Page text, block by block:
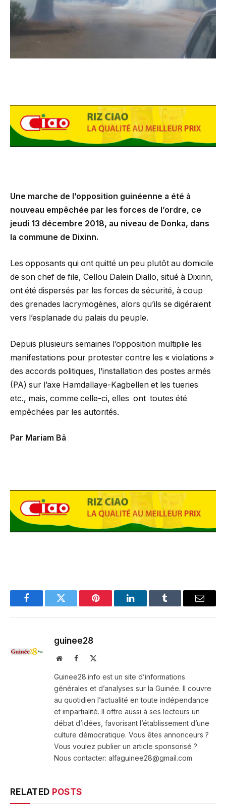
Une marche de l’opposition guinéenne a été à
nouveau empêchée par les forces de l’ordre, ce
jeudi 13 décembre 2018, au niveau de Donka, dans
la commune de Dixinn.
Les opposants qui ont quitté un peu plutôt au domicile
de son chef de file, Cellou Dalein Diallo, situé à Dixinn,
ont été dispersés par les forces de sécurité, à coup
des grenades lacrymogènes, alors qu’ils se digéraient
vers l’esplanade du palais du peuple.
Depuis plusieurs semaines l’opposition multiplie les
manifestations pour protester contre les « violations »
des accords politiques, l’installation des postes armés
(PA) sur l’axe Hamdallaye-Kagbellen et les tueries
etc., mais, comme celle-ci, elles ont toutes été
empêchées par les autorités.
Par Mariam Bâ
FacebookTwitter Pinterest LinkedInTumblr Email
guinee28
WebsiteFacebook
Guinee28.info est un site d’informations
générales et d’analyses sur la Guinée. Il couvre
au quotidien l’actualité en toute indépendance
et impartialité. Il offre aussi à ses lecteurs un
débat d’idées, favorisant l’établissement d’une
culture démocratique. Vous êtes annonceurs ?
Vous voulez publier un article sponsorisé ?
Nous contacter: alfaguinee28@gmail.com
RELATED POSTS